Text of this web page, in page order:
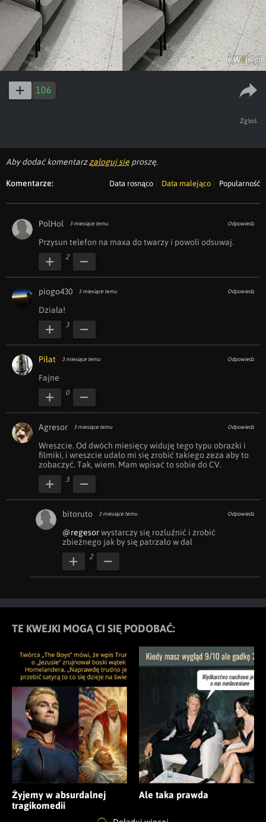
106
Zgłoś
Aby dodać komentarzzaloguj się proszę.
Komentarze: Data rosnąco Data malejąco Popularność
PolHol 3 miesiące temu Odpowiedz
Przysun telefon na maxa do twarzy i powoli odsuwaj.
2
piogo430 3 miesiące temu Odpowiedz
Działa!
3
Piłat 3 miesiące temu Odpowiedz
Fajne
0
Agresor 3 miesiące temu Odpowiedz
Wreszcie. Od dwóch miesięcy widuję tego typu obrazki i
filmiki, i wreszcie udało mi się zrobić takiego zeza aby to
zobaczyć. Tak, wiem. Mam wpisać to sobie do CV.
3
bitoruto 3 miesiące temu Odpowiedz
@regesor wystarczy się rozluźnić i zrobić
zbieżnego jak by się patrzało w dal
2
TE KWEJKI MOGĄ CI SIĘ PODOBAĆ:
Żyjemy w absurdalnej
tragikomedii
Ale taka prawda